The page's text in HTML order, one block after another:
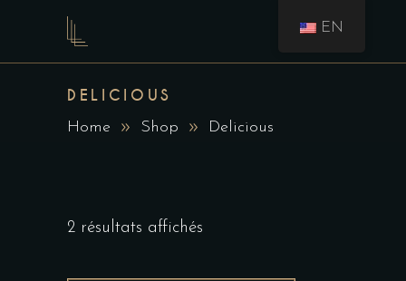
DELICIOUS
Home Shop Delicious
2 résultats affichés
EN